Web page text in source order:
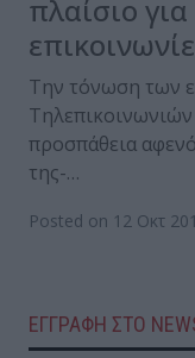
πλαίσιο
Την τόνωση των
Τηλεπικοινωνιών
προσπάθεια
της-…
Posted on 12 Οκτ
ΕΓΓΡΑΦΗ ΣΤΟ